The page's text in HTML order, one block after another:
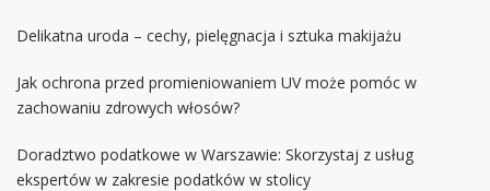
Delikatna uroda – cechy, pielęgnacja i sztuka makijażu
Jak ochrona przed promieniowaniem UV może pomóc w
zachowaniu zdrowych włosów?
Doradztwo podatkowe w Warszawie: Skorzystaj z usług
ekspertów w zakresie podatków w stolicy